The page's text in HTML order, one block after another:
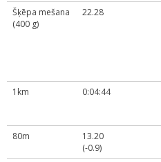
Šķēpa mešana
(400 g)
22.28
1km
0:04:44
80m
13.20
(-0.9)